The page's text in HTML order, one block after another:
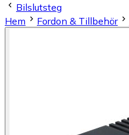
Bilslutsteg
Hem
Fordon & Tillbehör